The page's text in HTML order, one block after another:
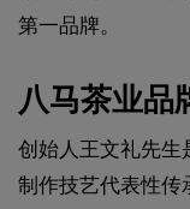
第一品牌。
八马茶业品
创始人王文礼先生
制作技艺代表性传